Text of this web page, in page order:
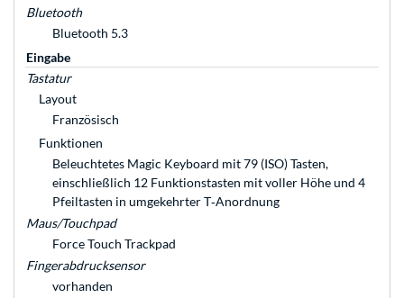
Bluetooth
Bluetooth 5.3
Eingabe
Tastatur
Layout
Französisch
Funktionen
Beleuchtetes Magic Keyboard mit 79 (ISO) Tasten,
einschließlich 12 Funktionstasten mit voller Höhe und 4
Pfeiltasten in umgekehrter T‑Anordnung
Maus/Touchpad
Force Touch Trackpad
Fingerabdrucksensor
vorhanden